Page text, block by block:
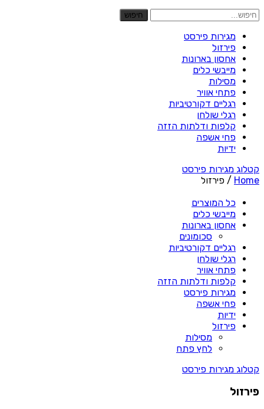
חיפוש
מגירות פירסט
פירזול
אחסון בארונות
מייבשי כלים
מסילות
פתחי אוויר
רגליים דקורטיביות
רגלי שולחן
קלפות ודלתות הזזה
פחי אשפה
ידיות
קטלוג מגירות פירסט
Home / פירזול
כל המוצרים
מייבשי כלים
אחסון בארונות
סכומונים
רגליים דקורטיביות
רגלי שולחן
פתחי אוויר
קלפות ודלתות הזזה
מגירות פירסט
פחי אשפה
ידיות
פירזול
מסילות
לחץ פתח
קטלוג מגירות פירסט
פירזול